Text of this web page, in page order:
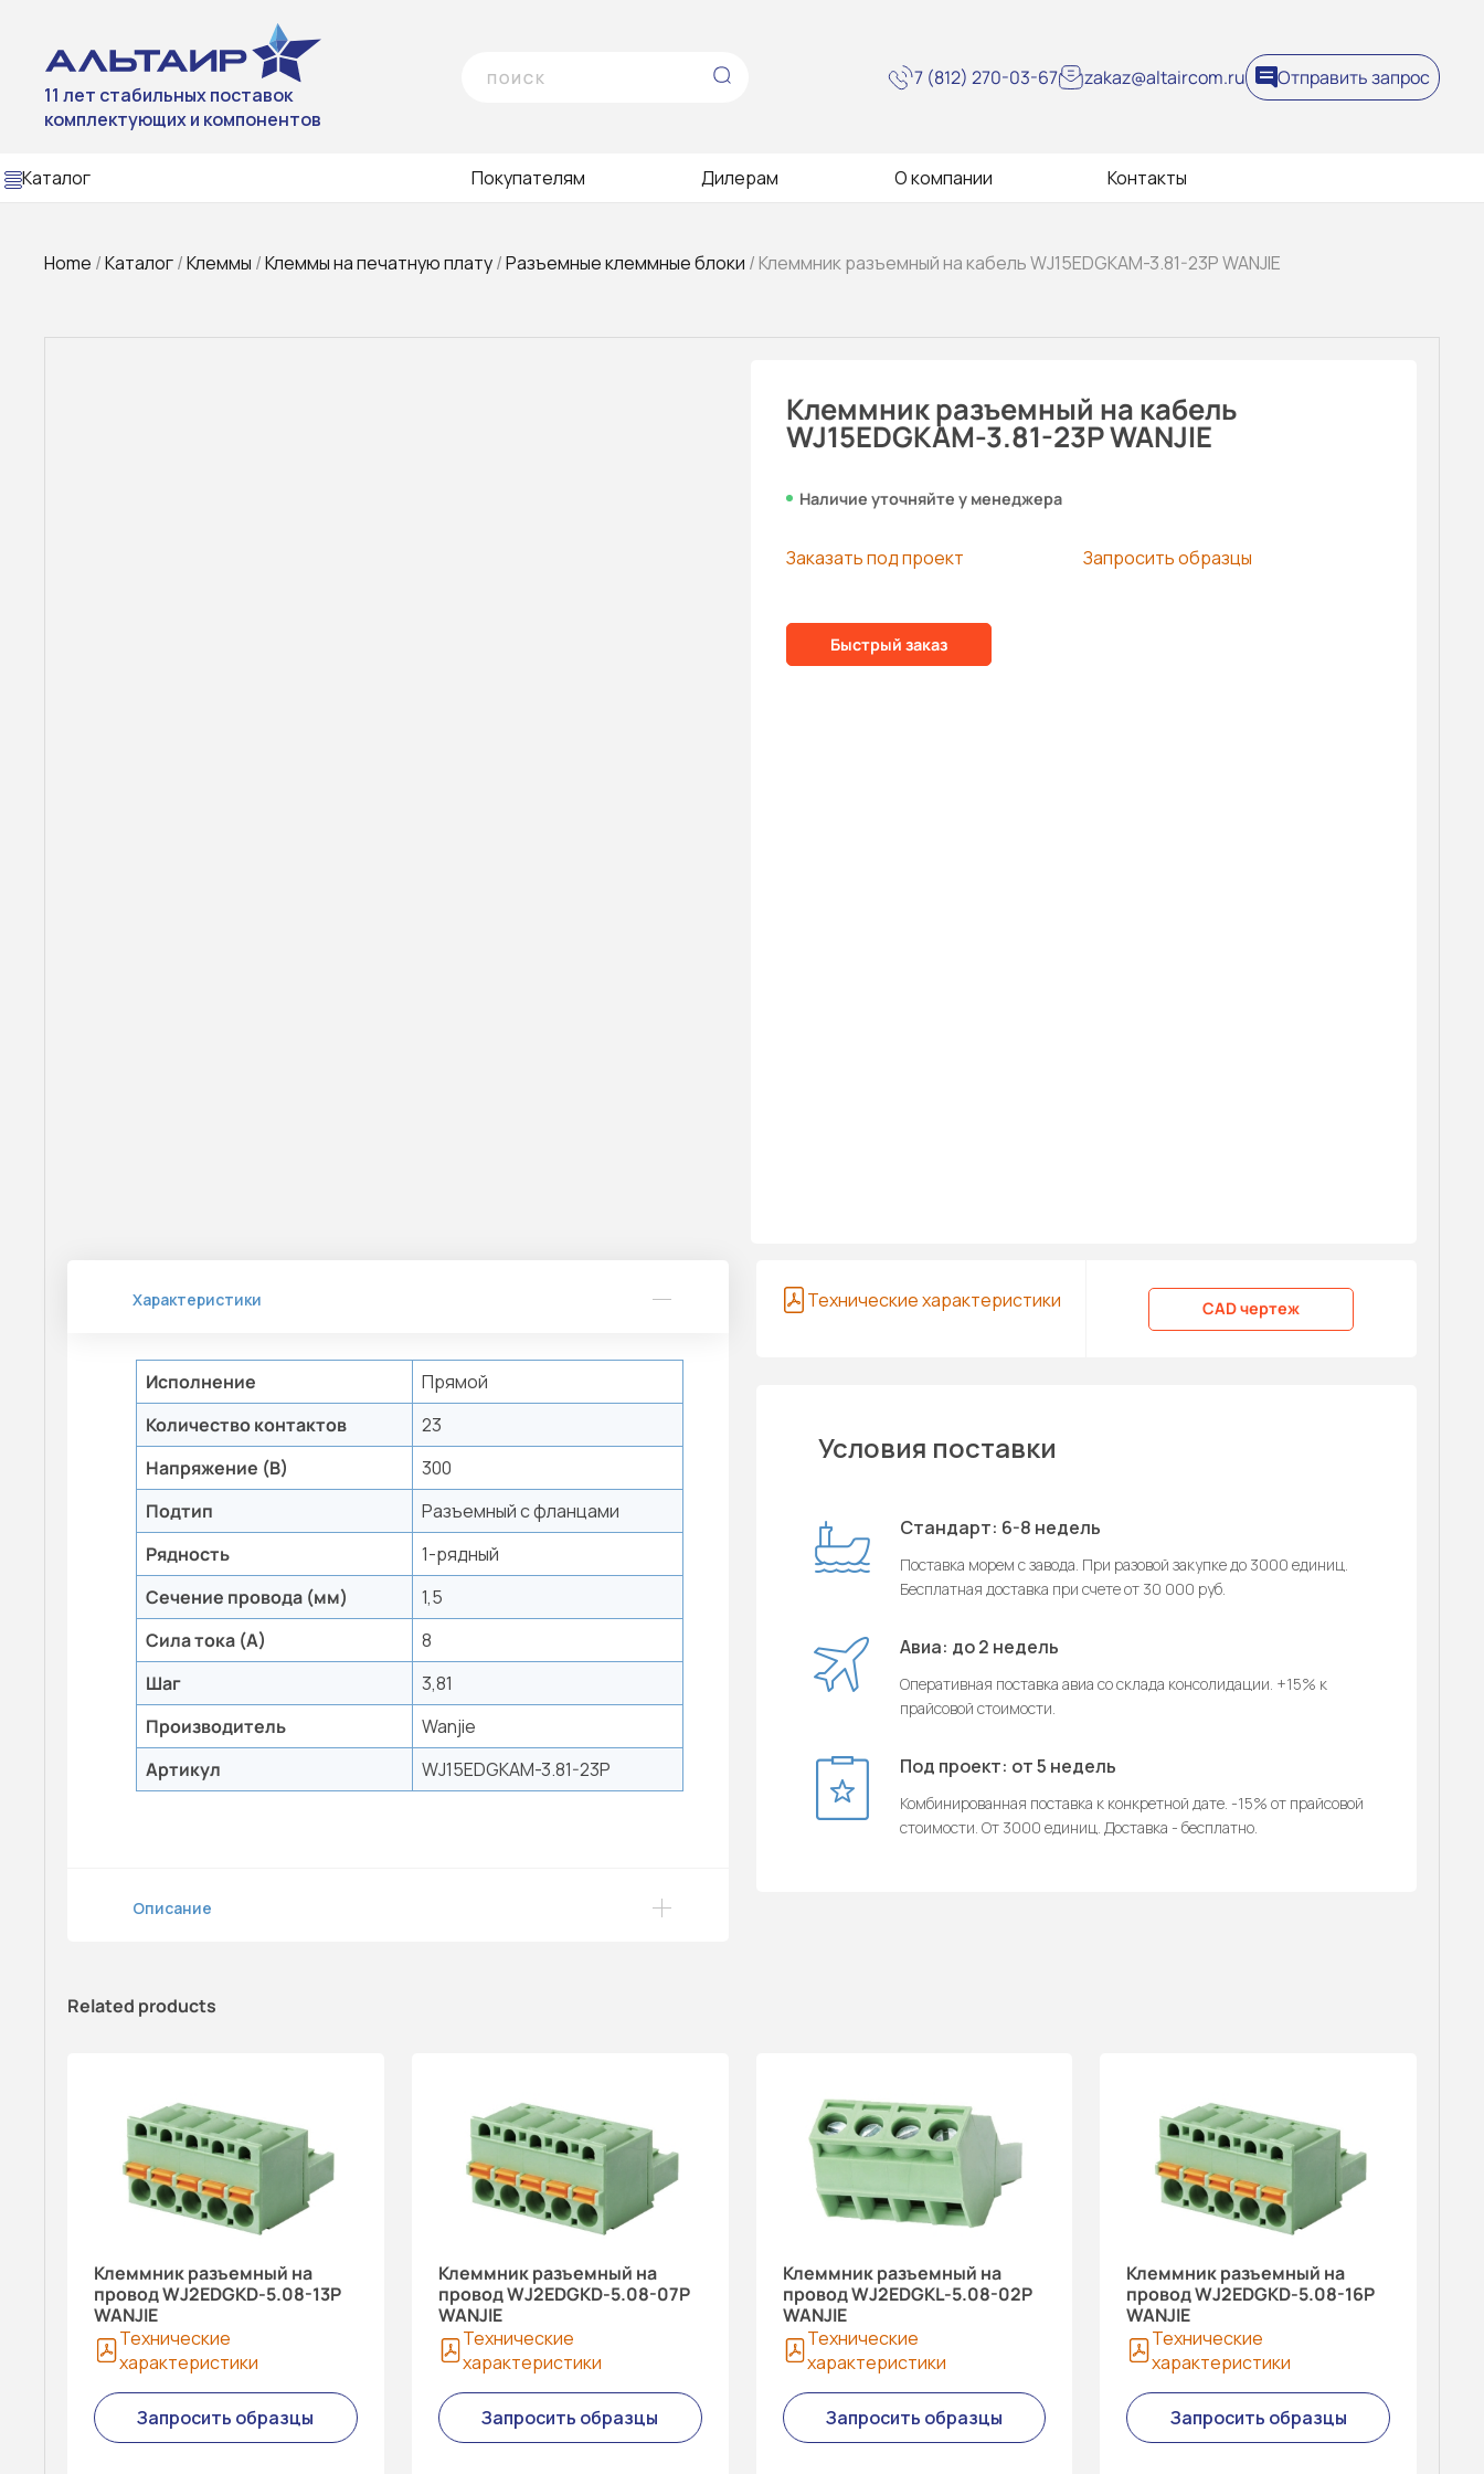
11 лет стабильных поставок
комплектующих и компонентов
7 (812) 270-03-67 zakaz@altaircom.ru Отправить запрос
Каталог Покупателям Дилерам О компании Контакты
Home /Каталог/Клеммы /Клеммы на печатную плату/Разъемные клеммные блоки / Клеммник разъемный на кабель WJ15EDGKAM-3.81-23P WANJIE
Клеммник разъемный на кабель
WJ15EDGKAM-3.81-23P WANJIE
Наличие уточняйте у менеджера
Заказать под проект Запросить образцы
Быстрый заказ
Характеристики
Исполнение
Прямой
Количество контактов
23
Напряжение (В)
300
Подтип
Разъемный с фланцами
Рядность
1-рядный
Сечение провода (мм)
1,5
Сила тока (А)
8
Шаг
3,81
Производитель
Wanjie
Артикул
WJ15EDGKAM-3.81-23P
Описание
Технические характеристики CAD чертеж
Условия поставки
Стандарт: 6-8 недель
Поставка морем с завода. При разовой закупке до 3000 единиц.
Бесплатная доставка при счете от 30 000 руб.
Авиа: до 2 недель
Оперативная поставка авиа со склада консолидации. +15% к
прайсовой стоимости.
Под проект: от 5 недель
Комбинированная поставка к конкретной дате. -15% от прайсовой
стоимости. От 3000 единиц. Доставка - бесплатно.
Related products
Клеммник разъемный на
провод WJ2EDGKD-5.08-13P
WANJIE
Технические
характеристики
Запросить образцы
Клеммник разъемный на
провод WJ2EDGKD-5.08-07P
WANJIE
Технические
характеристики
Запросить образцы
Клеммник разъемный на
провод WJ2EDGKL-5.08-02P
WANJIE
Технические
характеристики
Запросить образцы
Клеммник разъемный на
провод WJ2EDGKD-5.08-16P
WANJIE
Технические
характеристики
Запросить образцы